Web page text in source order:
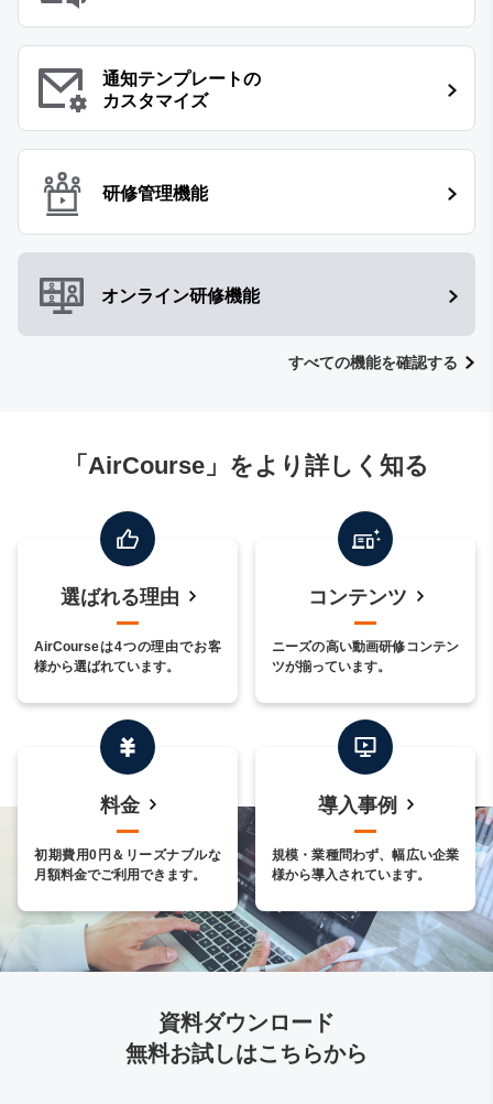
通知テンプレートの
カスタマイズ
研修管理機能
オンライン研修機能
すべての機能を確認する
「AirCourse」をより詳しく知る
選ばれる理由
AirCourseは4つの理由でお客
様から選ばれています。
コンテンツ
ニーズの高い動画研修コンテン
ツが揃っています。
料金
初期費用0円＆リーズナブルな
月額料金でご利用できます。
導入事例
規模・業種問わず、幅広い企業
様から導入されています。
資料ダウンロード
無料お試しはこちらから